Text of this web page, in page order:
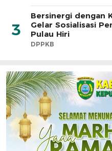
3
Bersinergi dengan
Gelar Sosialisasi
Pulau Hiri
DPPKB